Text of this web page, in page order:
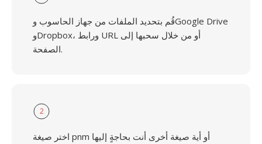
قُم بتحديد الملفات من جهاز الحاسوب وGoogle Drive
وDropbox، ورابط URL أو من خلال سحبها إلى
الصفحة.
2
اختر صيغة pnm أو أية صيغة أخرى أنت بحاجةٍ إليها